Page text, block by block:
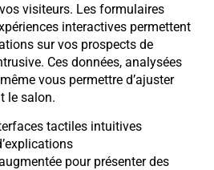
visiteurs. Les formulaires
interactives permettent
sur vos prospects de
Ces données, analysées
vous permettre d’ajuster
le salon.
tactiles intuitives
pour présenter des